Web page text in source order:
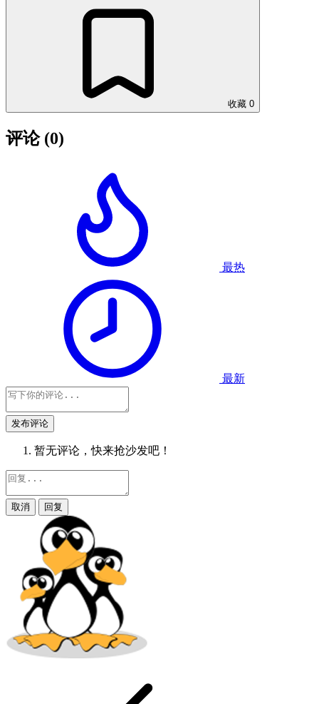
收藏 0
评论 (0)
最热
最新
发布评论
暂无评论，快来抢沙发吧！
取消 回复